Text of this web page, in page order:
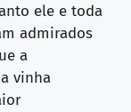
ele e toda
admirados
a
vinha